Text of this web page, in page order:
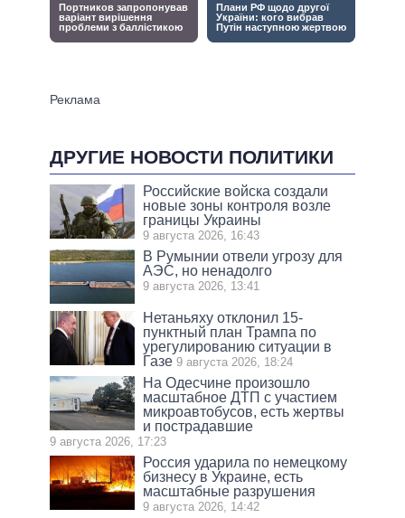
ДРУГИЕ НОВОСТИ ПОЛИТИКИ
Российские войска создали
новые зоны контроля возле
границы Украины
9 августа 2026, 16:43
В Румынии отвели угрозу для
АЭС, но ненадолго
9 августа 2026, 13:41
Нетаньяху отклонил 15-
пунктный план Трампа по
урегулированию ситуации в
Газе 9 августа 2026, 18:24
На Одесчине произошло
масштабное ДТП с участием
микроавтобусов, есть жертвы
и пострадавшие
9 августа 2026, 17:23
Россия ударила по немецкому
бизнесу в Украине, есть
масштабные разрушения
9 августа 2026, 14:42